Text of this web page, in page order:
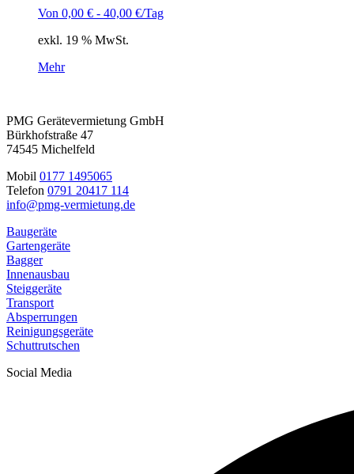
Von 0,00 € - 40,00 €/Tag
exkl. 19 % MwSt.
Mehr
PMG Gerätevermietung GmbH
Bürkhofstraße 47
74545 Michelfeld
Mobil 0177 1495065
Telefon 0791 20417 114
info@pmg-vermietung.de
Baugeräte
Gartengeräte
Bagger
Innenausbau
Steiggeräte
Transport
Absperrungen
Reinigungsgeräte
Schuttrutschen
Social Media